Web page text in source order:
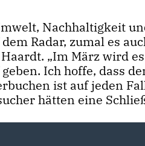
Nachhaltigkeit
Radar, zumal es
„Im März wird
Ich hoffe, dass
ist auf jeden
hätten eine